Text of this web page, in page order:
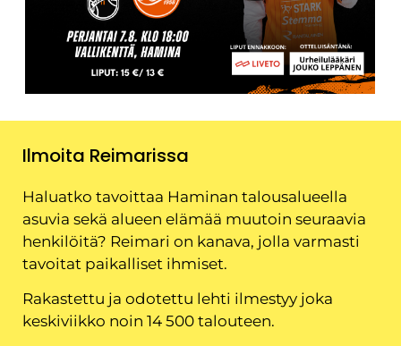
Ilmoita Reimarissa
Haluatko tavoittaa Haminan talousalueella
asuvia sekä alueen elämää muutoin seuraavia
henkilöitä? Reimari on kanava, jolla varmasti
tavoitat paikalliset ihmiset.
Rakastettu ja odotettu lehti ilmestyy joka
keskiviikko noin 14 500 talouteen.